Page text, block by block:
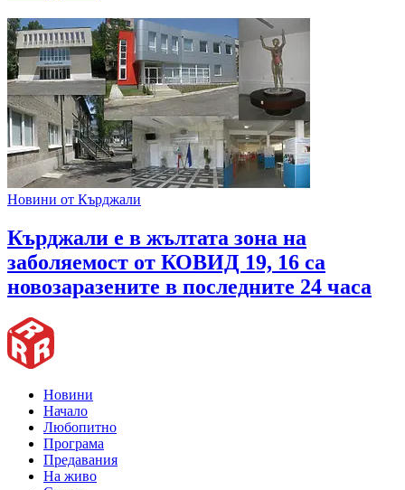
Новини от Кърджали
Кърджали е в жълтата зона на
заболяемост от КОВИД 19, 16 са
новозаразените в последните 24 часа
Новини
Начало
Любопитно
Програма
Предавания
На живо